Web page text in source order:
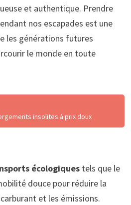
et authentique. Prendre
nos escapades est une
les générations futures
le monde en toute
insolites à prix doux
écologiquestels que le
douce pour réduire la
et les émissions.